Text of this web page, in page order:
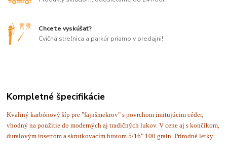
Chcete vyskúšať?
Cvičná streľnica a parkúr priamo v predajni!
Kompletné špecifikácie
Kvaliný karbónový šíp pre "fajnšmekrov" s povrchom imitujúcim céder,
vhodný na použitie do moderných aj tradičných lukov. V cene aj s končíkom,
duralovým insertom a skrutkovacím hrotom 5/16" 100 grain. Prírodné letky.